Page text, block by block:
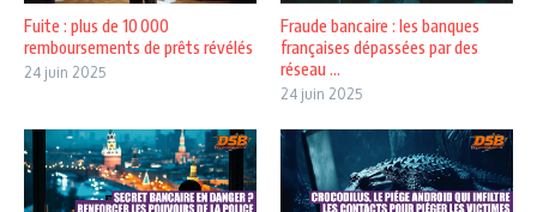
Fuite : plus de 10 000
remboursements de prêts révélés
24 juin 2025
Fraude bancaire : les banques
françaises dépassées par des
réseau ...
24 juin 2025